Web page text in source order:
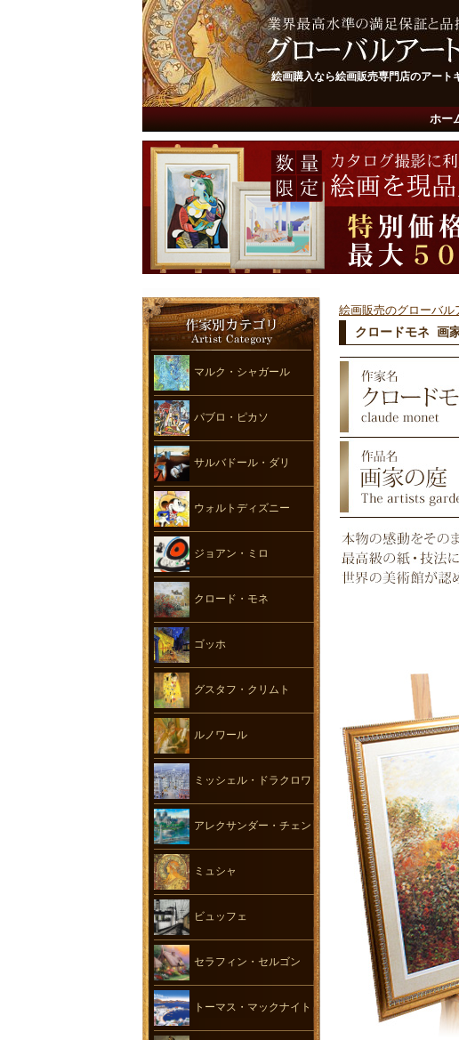
絵画購入なら絵画販売専門店のアート
ホー
マルク・シャガール
パブロ・ピカソ
サルバドール・ダリ
ウォルトディズニー
ジョアン・ミロ
クロード・モネ
ゴッホ
グスタフ・クリムト
ルノワール
ミッシェル・ドラクロワ
アレクサンダー・チェン
ミュシャ
ビュッフェ
セラフィン・セルゴン
トーマス・マックナイト
絵画販売のグローバル
クロードモネ 画